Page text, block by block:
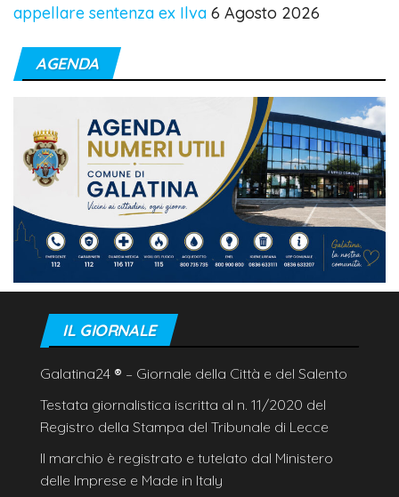
appellare sentenza ex Ilva 6 Agosto 2026
AGENDA
IL GIORNALE
Galatina24 ® – Giornale della Città e del Salento
Testata giornalistica iscritta al n. 11/2020 del
Registro della Stampa del Tribunale di Lecce
Il marchio è registrato e tutelato dal Ministero
delle Imprese e Made in Italy